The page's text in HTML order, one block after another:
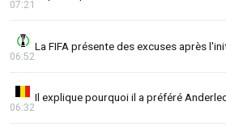
07:21
La FIFA présente des excuses après
06:52
Il explique pourquoi il a préféré
06:32